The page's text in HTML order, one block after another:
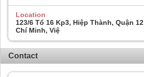
Location
123/6 Tổ 16 Kp3, Hiệp Thành, Quận
Chí Minh, Việ
Contact